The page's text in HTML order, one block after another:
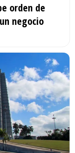
orden de
negocio